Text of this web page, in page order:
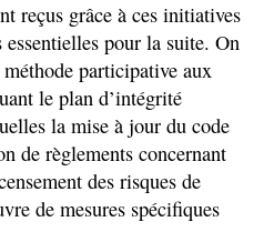
reçus grâce à ces initiatives
pour la suite. On
participative aux
le plan d’intégrité
la mise à jour du code
de règlements concernant
des risques de
de mesures spécifiques